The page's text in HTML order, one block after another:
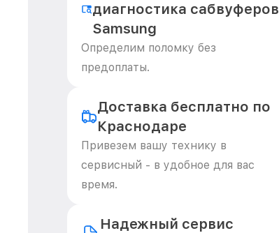
диагностика сабвуферов
Samsung
Определим поломку без
предоплаты.
Доставка бесплатно по
Краснодаре
Привезем вашу технику в
сервисный - в удобное для вас
время.
Надежный сервис